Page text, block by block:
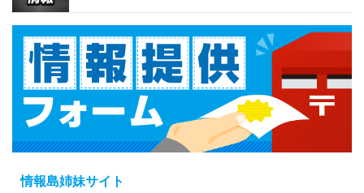
情報島姉妹サイト